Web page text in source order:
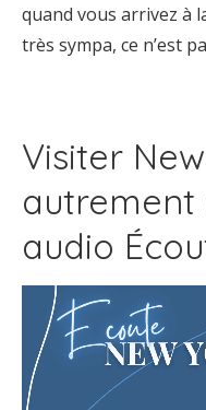
quand vous arrivez à
très sympa, ce n’est
Visiter
autrement
audio